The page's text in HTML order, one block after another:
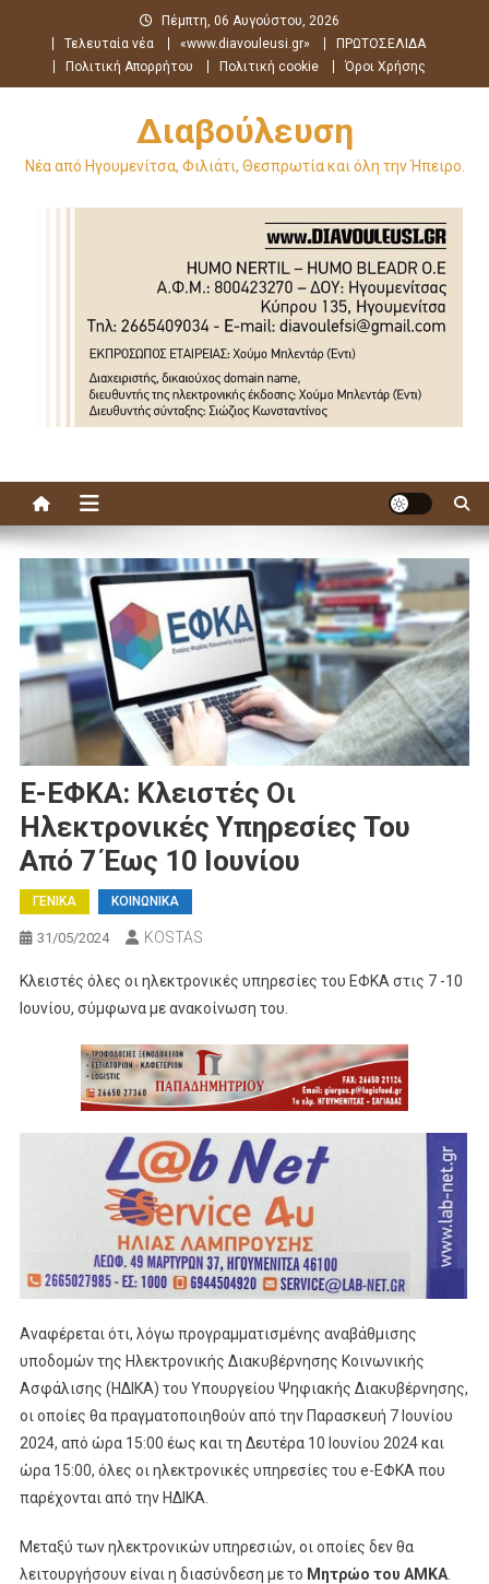
περιεχόμενο
Πέμπτη, 06 Αυγούστου, 2026
Τελευταία νέα
«www.diavouleusi.gr»
ΠΡΩΤΟΣΕΛΙΔΑ
Πολιτική Απορρήτου
Πολιτική cookie Όροι Χρήσης
Διαβούλευση
Νέα από Ηγουμενίτσα, Φιλιάτι, Θεσπρωτία και όλη την Ήπειρο.
E-ΕΦΚΑ: Κλειστές Οι
Ηλεκτρονικές Υπηρεσίες Του
Από 7 Έως 10 Ιουνίου
ΓΕΝΙΚΑ ΚΟΙΝΩΝΙΚΑ
31/05/2024 KOSTAS
Κλειστές όλες οι ηλεκτρονικές υπηρεσίες του ΕΦΚΑ στις 7 -10
Ιουνίου, σύμφωνα με ανακοίνωση του.
Aναφέρεται ότι, λόγω προγραμματισμένης αναβάθμισης
υποδομών της Ηλεκτρονικής Διακυβέρνησης Κοινωνικής
Ασφάλισης (ΗΔΙΚΑ) του Υπουργείου Ψηφιακής Διακυβέρνησης,
οι οποίες θα πραγματοποιηθούν από την Παρασκευή 7 Ιουνίου
2024, από ώρα 15:00 έως και τη Δευτέρα 10 Ιουνίου 2024 και
ώρα 15:00, όλες οι ηλεκτρονικές υπηρεσίες του e-ΕΦΚΑ που
παρέχονται από την ΗΔΙΚΑ.
Μεταξύ των ηλεκτρονικών υπηρεσιών, οι οποίες δεν θα
λειτουργήσουν είναι η διασύνδεση με το Μητρώο του ΑΜΚΑ.